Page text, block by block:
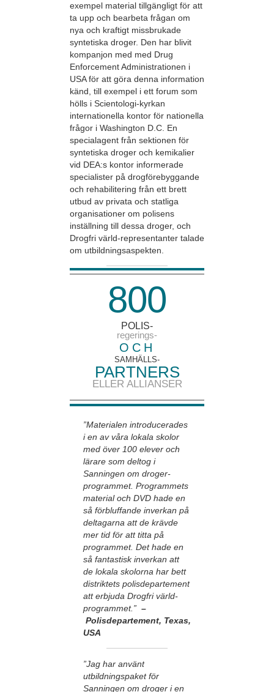
exempel material tillgängligt för att
ta upp och bearbeta frågan om
nya och kraftigt missbrukade
syntetiska droger. Den har blivit
kompanjon med med Drug
Enforcement Administrationen i
USA för att göra denna information
känd, till exempel i ett forum som
hölls i Scientologi-kyrkan
internationella kontor för nationella
frågor i Washington D.C. En
specialagent från sektionen för
syntetiska droger och kemikalier
vid DEA:s kontor informerade
specialister på drogförebyggande
och rehabilitering från ett brett
utbud av privata och statliga
organisationer om polisens
inställning till dessa droger, och
Drogfri värld-representanter talade
om utbildningsaspekten.
800
POLIS-
regerings-
OCH
SAMHÄLLS-
PARTNERS
ELLER ALLIANSER
”Materialen introducerades
i en av våra lokala skolor
med över 100 elever och
lärare som deltog i
Sanningen om droger-
programmet. Programmets
material och DVD hade en
så förbluffande inverkan på
deltagarna att de krävde
mer tid för att titta på
programmet. Det hade en
så fantastisk inverkan att
de lokala skolorna har bett
distriktets polisdepartement
att erbjuda Drogfri värld-
programmet.” ­ –
Polisdepartement, Texas,
USA
”Jag har använt
utbildningspaket för
Sanningen om droger i en